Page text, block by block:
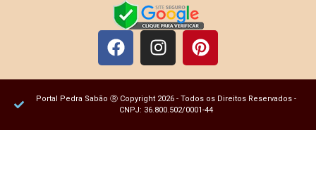
Portal Pedra Sabão Ⓡ Copyright 2026 - Todos os Direitos Reservados -
CNPJ: 36.800.502/0001-44